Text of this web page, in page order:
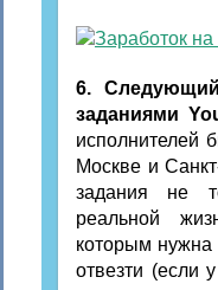
6.
заданиями
исполнителей
Москве и
задания не
реальной
которым нужна
отвезти (если